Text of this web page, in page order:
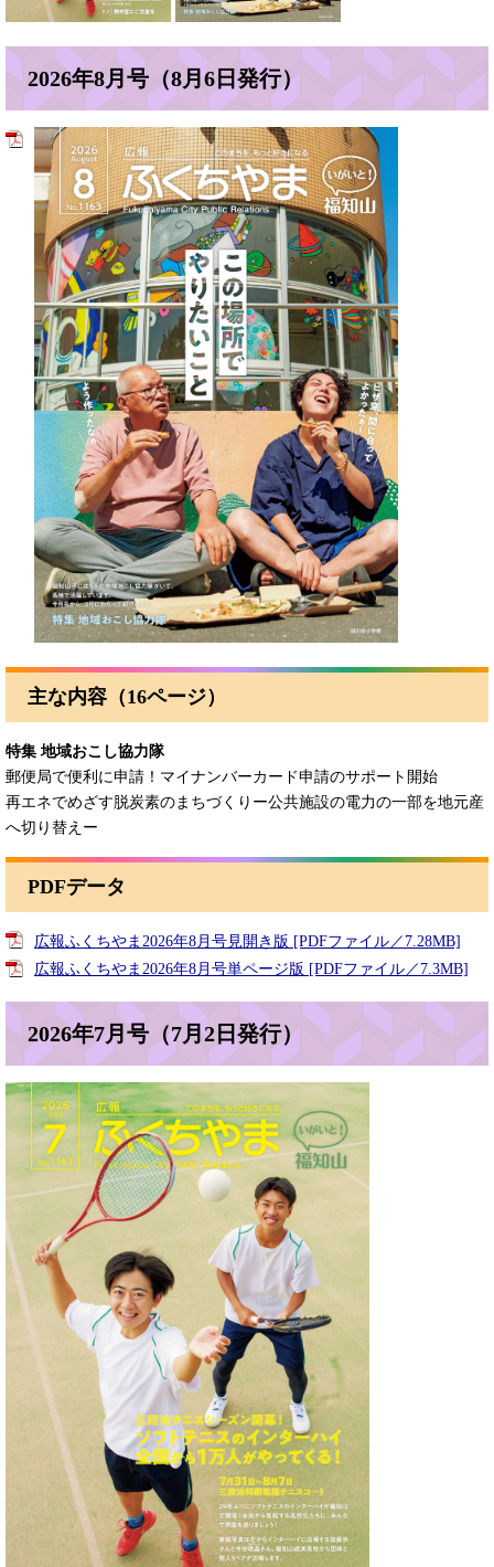
2026年8月号（8月6日発行）
主な内容（16ページ）
特集 地域おこし協力隊
郵便局で便利に申請！マイナンバーカード申請のサポート開始
再エネでめざす脱炭素のまちづくりー公共施設の電力の一部を地元産
へ切り替えー
PDFデータ
広報ふくちやま2026年8月号見開き版 [PDFファイル／7.28MB]
広報ふくちやま2026年8月号単ページ版 [PDFファイル／7.3MB]
2026年7月号（7月2日発行）